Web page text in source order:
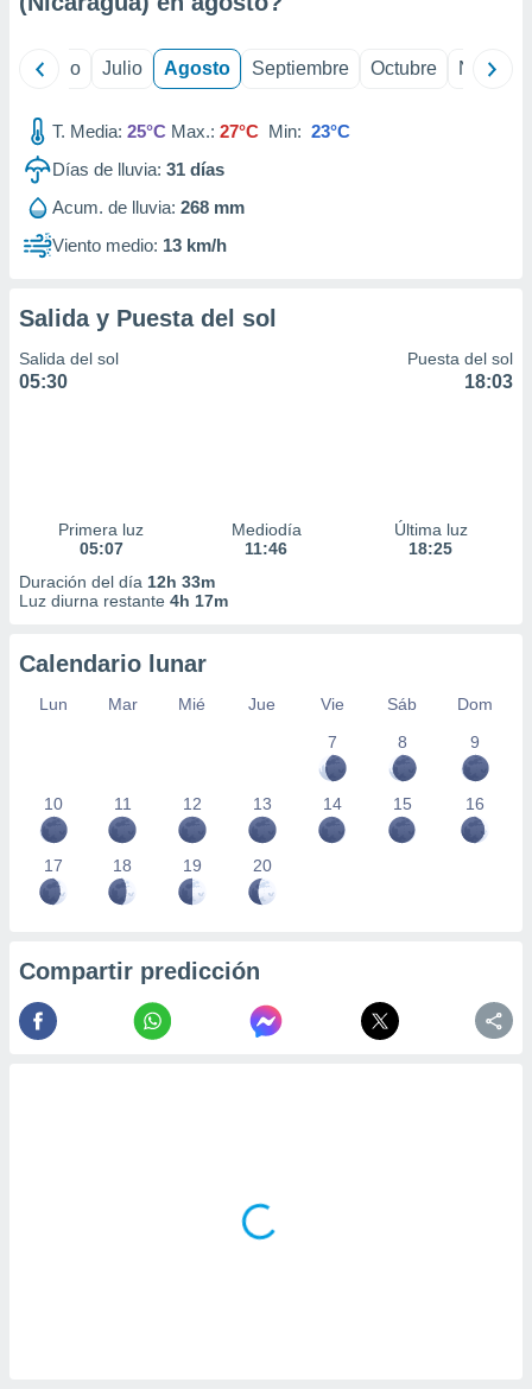
mediante
publicidad
publicidad
1199
Junio Julio Agosto Septiembre Octubre
T. Media: 25°C Max.: 27°C Min: 23°C
Días de lluvia: 31 días
Acum. de lluvia: 268 mm
Viento medio: 13 km/h
Salida y Puesta del sol
Salida del sol
05:30
Puesta del sol
18:03
Primera luz
05:07
Mediodía
11:46
Última luz
18:25
Duración del día 12h 33m
Luz diurna restante 4h 17m
Calendario lunar
Lun Mar Mié Jue Vie Sáb
Dom
7
8 9
10 11 12 13 14 15 16
17 18 19 20
Compartir predicción